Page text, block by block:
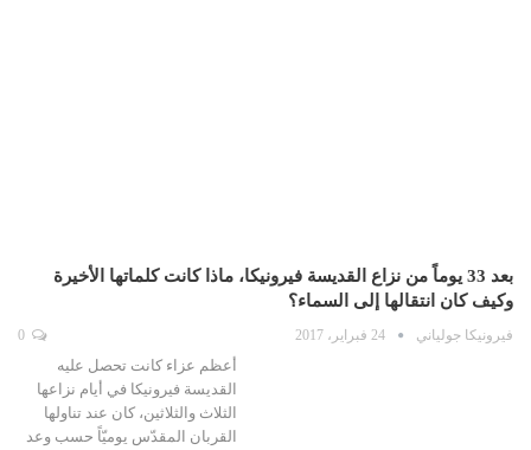
بعد 33 يوماً من نزاع القديسة فيرونيكا، ماذا كانت كلماتها الأخيرة
وكيف كان انتقالها إلى السماء؟
فيرونيكا جولياني 24 فبراير، 2017
أعظم عزاء كانت تحصل عليه
القديسة فيرونيكا في أيام نزاعها
الثلاث والثلاثين، كان عند تناولها
القربان المقدّس يوميّاً حسب وعد